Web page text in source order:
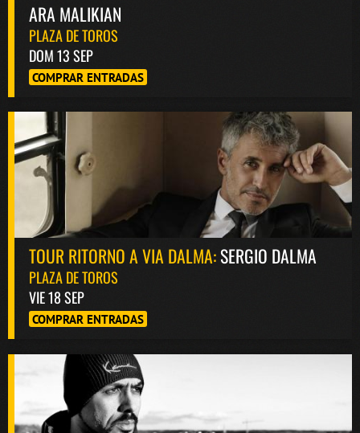
ARA MALIKIAN
PLAZA DE TOROS
DOM 13 SEP
COMPRAR ENTRADAS
TOUR RITORNO A VIA DALMA:SERGIO DALMA
PLAZA DE TOROS
VIE 18 SEP
COMPRAR ENTRADAS